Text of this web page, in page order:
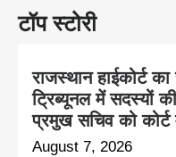
टॉप स्टोरी
राजस्थान हाईकोर्ट
ट्रिब्यूनल में सदस्यों
प्रमुख सचिव को कोर्ट
August 7, 2026